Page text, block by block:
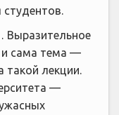
Выразительное
и сама тема —
такой лекции.
—